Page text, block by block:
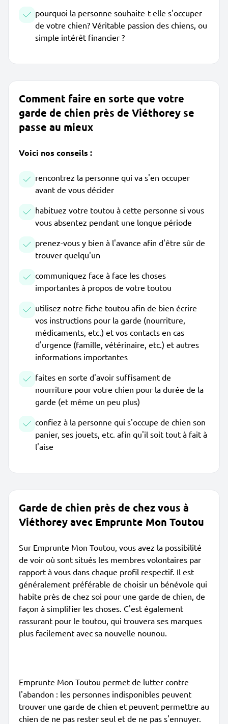
pourquoi la personne souhaite-t-elle s'occuper
de votre chien? Véritable passion des chiens, ou
simple intérêt financier ?
Comment faire en sorte que votre
garde de chien près de Viéthorey se
passe au mieux
Voici nos conseils :
rencontrez la personne qui va s'en occuper
avant de vous décider
habituez votre toutou à cette personne si vous
vous absentez pendant une longue période
prenez-vous y bien à l'avance afin d'être sûr de
trouver quelqu'un
communiquez face à face les choses
importantes à propos de votre toutou
utilisez notre fiche toutou afin de bien écrire
vos instructions pour la garde (nourriture,
médicaments, etc.) et vos contacts en cas
d'urgence (famille, vétérinaire, etc.) et autres
informations importantes
faites en sorte d'avoir suffisament de
nourriture pour votre chien pour la durée de la
garde (et même un peu plus)
confiez à la personne qui s'occupe de chien son
panier, ses jouets, etc. afin qu'il soit tout à fait à
l'aise
Garde de chien près de chez vous à
Viéthorey avec Emprunte Mon Toutou
Sur Emprunte Mon Toutou, vous avez la possibilité
de voir où sont situés les membres volontaires par
rapport à vous dans chaque profil respectif. Il est
généralement préférable de choisir un bénévole qui
habite près de chez soi pour une garde de chien, de
façon à simplifier les choses. C'est également
rassurant pour le toutou, qui trouvera ses marques
plus facilement avec sa nouvelle nounou.
Emprunte Mon Toutou permet de lutter contre
l'abandon : les personnes indisponibles peuvent
trouver une garde de chien et peuvent permettre au
chien de ne pas rester seul et de ne pas s'ennuyer.